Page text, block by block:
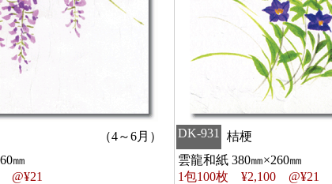
（4～6月）
㎜
@¥21
DK-931 桔梗
雲龍和紙 380㎜×260㎜
1包100枚 ¥2,100 @¥21